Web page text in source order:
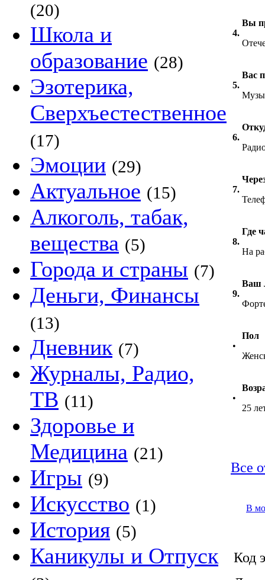
(20)
Школа и
образование (28)
Эзотерика,
Сверхъестественное
(17)
Эмоции (29)
Актуальное (15)
Алкоголь, табак,
вещества (5)
Города и страны (7)
Деньги, Финансы
(13)
Дневник (7)
Журналы, Радио,
ТВ (11)
Здоровье и
Медицина (21)
Игры (9)
Искусство (1)
История (5)
Каникулы и Отпуск
4.
Вы
5.
Вас
6.
7.
8.
Где
На
9.
Ваш
•
Пол
•
25
Все
В
Код